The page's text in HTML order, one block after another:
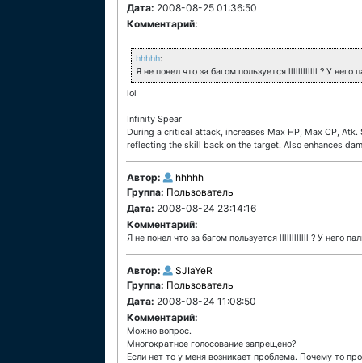
Дата: 2008-08-25 01:36:50
Комментарий:
hhhhh:
Я не понел что за багом пользуется llllllllllll ? У него
lol
Infinity Spear
During a critical attack, increases Max HP, Max CP,
reflecting the skill back on the target. Also enhances
Автор:
hhhhh
Группа: Пользователь
Дата: 2008-08-24 23:14:16
Комментарий:
Я не понел что за багом пользуется llllllllllll ? У него
Автор:
SJIaYeR
Группа: Пользователь
Дата: 2008-08-24 11:08:50
Комментарий:
Можно вопрос.
Многократное голосование запрещено?
Если нет то у меня возникает проблема. Почему то